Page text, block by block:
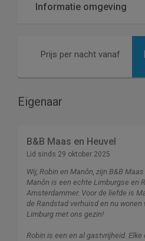
Informatie omgeving
Prijs per nacht vanaf
Eigenaar
B&B Maas en Heuvel
Lid sinds 29 oktober 2025
Wij, Robin en Manôn, zijn B&B
Manôn is een echte Limburgse en
Amsterdammer. Voor de liefde is
de Randstad verhuisd en nu
Limburg met ons gezin!
Robin is een en al gastvrijheid.